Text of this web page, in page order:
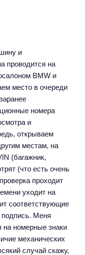
и
проводится на
BMW и
место в очереди
номера
и
открываем
местам, на
(багажник,
(что есть очень
проходит
уходит на
соответствующие
подпись. Меня
на номерные знаки
механических
случай скажу,